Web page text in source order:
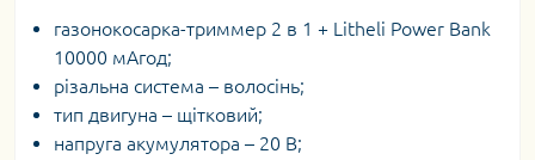
газонокосарка-триммер 2 в 1 + Litheli Power Bank
10000 мАгод;
різальна система – волосінь;
тип двигуна – щітковий;
напруга акумулятора – 20 В;